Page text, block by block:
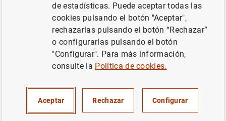
Financieras Monetarias de los
países candidatos"
de estadísticas. Puede aceptar todas las
cookies pulsando el botón "Aceptar",
rechazarlas pulsando el botón “Rechazar”
o configurarlas pulsando el botón
"Configurar". Para más información,
consulte la Política de cookies.
Aceptar Rechazar Configurar